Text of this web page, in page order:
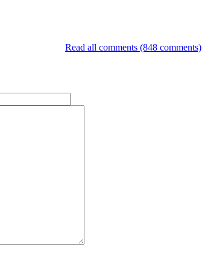
Read all comments (848 comments)